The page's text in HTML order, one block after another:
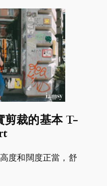
剪裁的基本 T-
度和闊度正當，舒